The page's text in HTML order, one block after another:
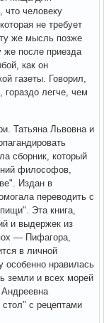
что человеку
не требует
же мысль позже
же после приезда
как он
газеты. Говорил,
гораздо легче, чем
Татьяна Львовна и
сборник, который
философов,
Издан в
переводить с
Эта книга,
и выдержек из
— Пифагора,
в личной
особенно нравилась
земли и всех морей
стол" с рецептами